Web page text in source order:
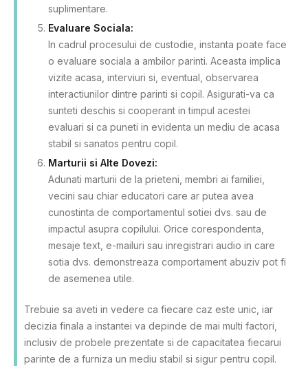
suplimentare.
Evaluare Sociala:
In cadrul procesului de custodie, instanta poate face
o evaluare sociala a ambilor parinti. Aceasta implica
vizite acasa, interviuri si, eventual, observarea
interactiunilor dintre parinti si copil. Asigurati-va ca
sunteti deschis si cooperant in timpul acestei
evaluari si ca puneti in evidenta un mediu de acasa
stabil si sanatos pentru copil.
Marturii si Alte Dovezi:
Adunati marturii de la prieteni, membri ai familiei,
vecini sau chiar educatori care ar putea avea
cunostinta de comportamentul sotiei dvs. sau de
impactul asupra copilului. Orice corespondenta,
mesaje text, e-mailuri sau inregistrari audio in care
sotia dvs. demonstreaza comportament abuziv pot fi
de asemenea utile.
Trebuie sa aveti in vedere ca fiecare caz este unic, iar
decizia finala a instantei va depinde de mai multi factori,
inclusiv de probele prezentate si de capacitatea fiecarui
parinte de a furniza un mediu stabil si sigur pentru copil.